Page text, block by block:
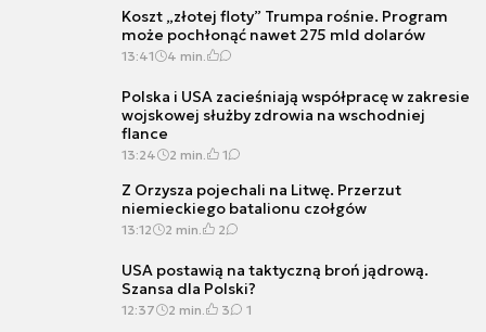
Koszt „złotej floty” Trumpa rośnie. Program
może pochłonąć nawet 275 mld dolarów
13:41 4 min.
Polska i USA zacieśniają współpracę w zakresie
wojskowej służby zdrowia na wschodniej
flance
13:24 2 min. 1
Z Orzysza pojechali na Litwę. Przerzut
niemieckiego batalionu czołgów
13:12 2 min. 2
USA postawią na taktyczną broń jądrową.
Szansa dla Polski?
12:37 2 min. 3 1